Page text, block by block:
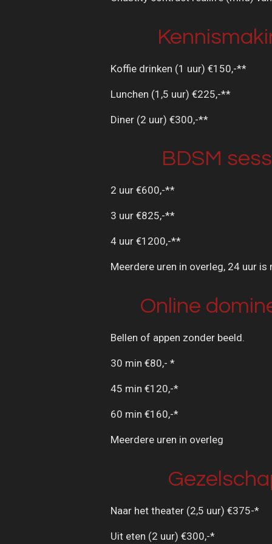
Koffie drinken (1 uur) €150,-**
Lunchen (1,5 uur) €225,-**
Diner (2 uur) €300,-**
BDSM
2 uur €600,-**
3 uur €825,-**
4 uur €1200,-**
Meerdere uren in overleg, 24 uur is
Online
Bellen of appen zonder beeld.
30 min €80,- *
45 min €120,-*
60 min €160,-*
Meerdere uren in overleg
Naar het theater (2,5 uur) €375-*
Uit eten (2 uur) €300,-*